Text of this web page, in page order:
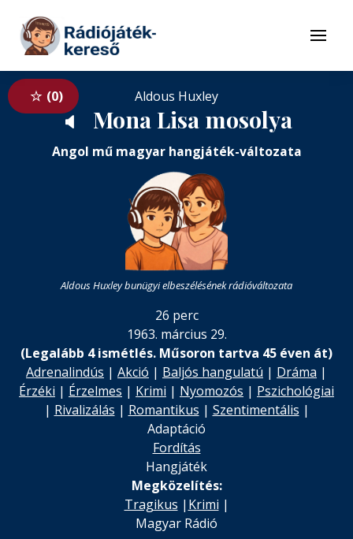
Tovább a tartalomhoz
Menü
0 Aldous Huxley
🔈 Mona Lisa mosolya
Angol mű magyar hangjáték-változata
Aldous Huxley bunügyi elbeszélésének rádióváltozata
26 perc
1963. március 29.
(Legalább 4 ismétlés. Műsoron tartva 45 éven át)
Adrenalindús | Akció | Baljós hangulatú | Dráma |
Érzéki | Érzelmes | Krimi | Nyomozós | Pszichológiai
| Rivalizálás | Romantikus | Szentimentális |
Adaptáció
Fordítás
Hangjáték
Megközelítés:
Tragikus | Krimi |
Magyar Rádió